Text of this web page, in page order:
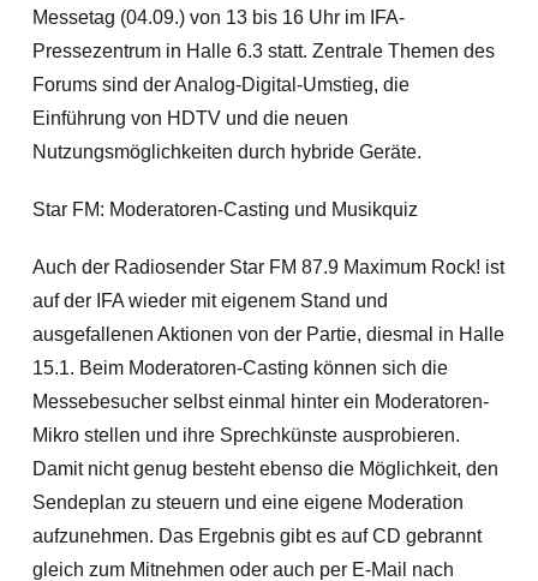
Messetag (04.09.) von 13 bis 16 Uhr im IFA-
Pressezentrum in Halle 6.3 statt. Zentrale Themen des
Forums sind der Analog-Digital-Umstieg, die
Einführung von HDTV und die neuen
Nutzungsmöglichkeiten durch hybride Geräte.
Star FM: Moderatoren-Casting und Musikquiz
Auch der Radiosender Star FM 87.9 Maximum Rock! ist
auf der IFA wieder mit eigenem Stand und
ausgefallenen Aktionen von der Partie, diesmal in Halle
15.1. Beim Moderatoren-Casting können sich die
Messebesucher selbst einmal hinter ein Moderatoren-
Mikro stellen und ihre Sprechkünste ausprobieren.
Damit nicht genug besteht ebenso die Möglichkeit, den
Sendeplan zu steuern und eine eigene Moderation
aufzunehmen. Das Ergebnis gibt es auf CD gebrannt
gleich zum Mitnehmen oder auch per E-Mail nach